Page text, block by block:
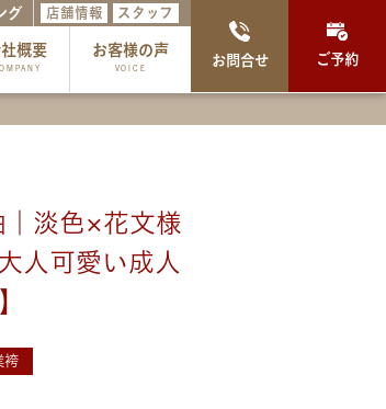
グ 店舗情報 スタッフ
概要 お客様の声
VOICE
お問合せ ご予約
淡色×花文様
人可愛い成人
袴